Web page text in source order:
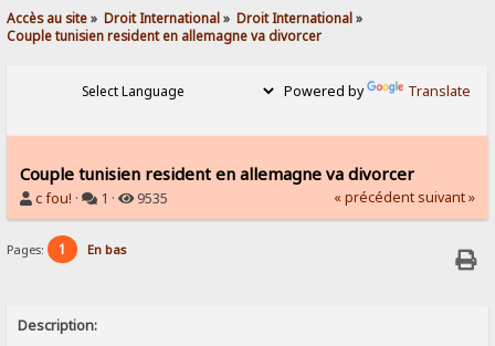
Accès au site» Droit International» Droit International»
Couple tunisien resident en allemagne va divorcer
Powered by Translate
Couple tunisien resident en allemagne va divorcer
c fou! · 1 · 9535 « précédent suivant »
Pages: 1 En bas
Description: